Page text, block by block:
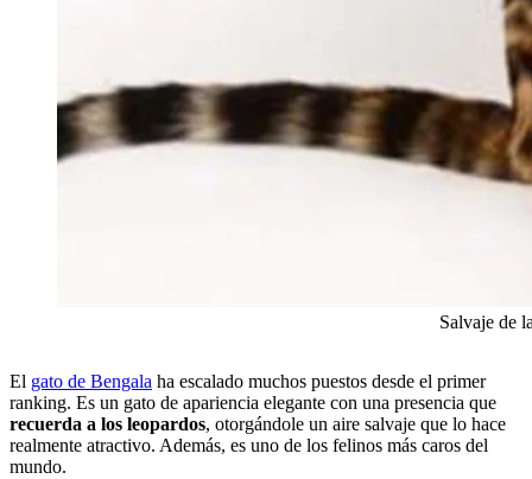
Salvaje de
El gato de Bengala ha escalado muchos puestos desde el primer
ranking. Es un gato de apariencia elegante con una presencia que
recuerda a los leopardos, otorgándole un aire salvaje que lo hace
realmente atractivo. Además, es uno de los felinos más caros del
mundo.